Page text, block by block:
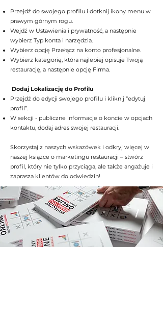
Przejdź do swojego profilu i dotknij ikony menu w
prawym górnym rogu.
Wejdź w Ustawienia i prywatność, a następnie
wybierz Typ konta i narzędzia.
Wybierz opcję Przełącz na konto profesjonalne.
Wybierz kategorię, która najlepiej opisuje Twoją
restaurację, a następnie opcję Firma.
Dodaj Lokalizację do Profilu
Przejdź do edycji swojego profilu i kliknij “edytuj
profil”.
W sekcji - publiczne informacje o koncie w opcjach
kontaktu, dodaj adres swojej restauracji.
Skorzystaj z naszych wskazówek i odkryj więcej w
naszej książce o marketingu restauracji – stwórz
profil, który nie tylko przyciąga, ale także angażuje i
zaprasza klientów do odwiedzin!